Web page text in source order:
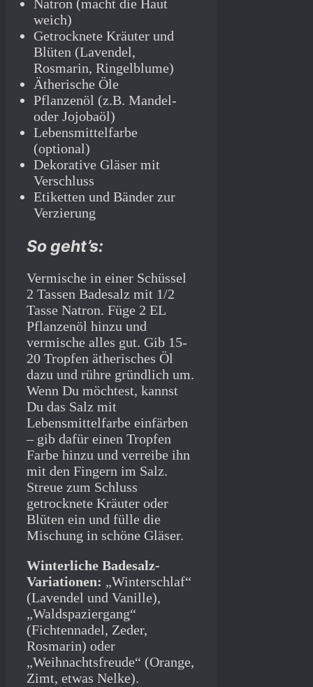
Natron (macht die Haut
weich)
Getrocknete Kräuter und
Blüten (Lavendel,
Rosmarin, Ringelblume)
Ätherische Öle
Pflanzenöl (z.B. Mandel-
oder Jojobaöl)
Lebensmittelfarbe
(optional)
Dekorative Gläser mit
Verschluss
Etiketten und Bänder zur
Verzierung
So geht’s:
Vermische in einer Schüssel
2 Tassen Badesalz mit 1/2
Tasse Natron. Füge 2 EL
Pflanzenöl hinzu und
vermische alles gut. Gib 15-
20 Tropfen ätherisches Öl
dazu und rühre gründlich um.
Wenn Du möchtest, kannst
Du das Salz mit
Lebensmittelfarbe einfärben
– gib dafür einen Tropfen
Farbe hinzu und verreibe ihn
mit den Fingern im Salz.
Streue zum Schluss
getrocknete Kräuter oder
Blüten ein und fülle die
Mischung in schöne Gläser.
Winterliche Badesalz-
Variationen: „Winterschlaf“
(Lavendel und Vanille),
„Waldspaziergang“
(Fichtennadel, Zeder,
Rosmarin) oder
„Weihnachtsfreude“ (Orange,
Zimt, etwas Nelke).